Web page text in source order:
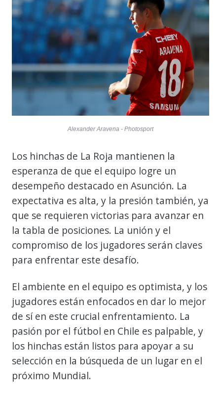
Alexander Aravena - Photosport
Los hinchas de La Roja mantienen la
esperanza de que el equipo logre un
desempeño destacado en Asunción. La
expectativa es alta, y la presión también, ya
que se requieren victorias para avanzar en
la tabla de posiciones. La unión y el
compromiso de los jugadores serán claves
para enfrentar este desafío.
El ambiente en el equipo es optimista, y los
jugadores están enfocados en dar lo mejor
de sí en este crucial enfrentamiento. La
pasión por el fútbol en Chile es palpable, y
los hinchas están listos para apoyar a su
selección en la búsqueda de un lugar en el
próximo Mundial.